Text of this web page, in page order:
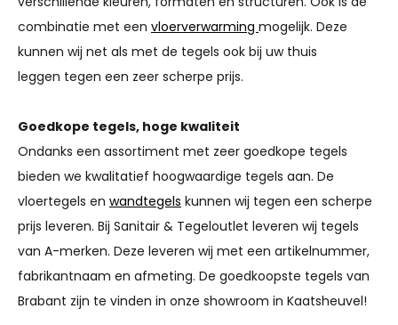
combinatie met een vloerverwarming mogelijk. Deze
kunnen wij net als met de tegels ook bij uw thuis
leggen tegen een zeer scherpe prijs.
Goedkope tegels, hoge kwaliteit
Ondanks een assortiment met zeer goedkope tegels
bieden we kwalitatief hoogwaardige tegels aan. De
vloertegels en wandtegels kunnen wij tegen een scherpe
prijs leveren. Bij Sanitair & Tegeloutlet leveren wij tegels
van A-merken. Deze leveren wij met een artikelnummer,
fabrikantnaam en afmeting. De goedkoopste tegels van
Brabant zijn te vinden in onze showroom in Kaatsheuvel!